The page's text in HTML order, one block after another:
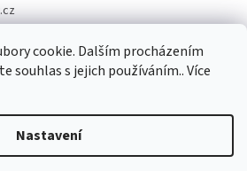
cookie. Dalším procházením
souhlas s jejich používáním.. Více
Nastavení
Vytvořil Shoptet